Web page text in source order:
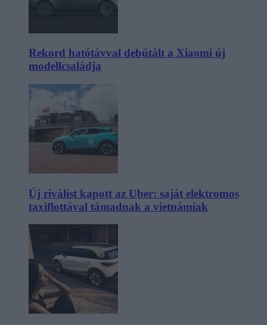
Rekord hatótávval debütált a Xiaomi új
modellcsaládja
Új riválist kapott az Uber: saját elektromos
taxiflottával támadnak a vietnámiak